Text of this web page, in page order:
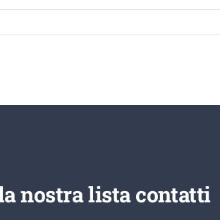
nostra lista contatti